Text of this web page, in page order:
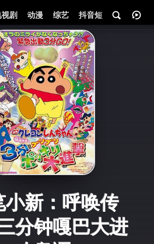
视剧 动漫 综艺 抖音短剧 即将热映
小新：呼唤传
分钟嘎巴大进